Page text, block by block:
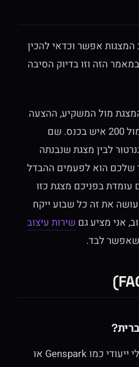
המצגות אפשר וכדאי להכין
הזה וזו בדיוק הסיבה
מול המשקיע, ההצעה
על עסקה גדולה, ההרצאה מול 200 איש בכנס. שם
לבין מצגת שנבנתה
שלכם הוא לפעמים ההבדל
בפניכם מצגת כזו
את זה כל שבוע ייקח
אני מציע גם שירות עיצוב
לבד.
שלוש דרכים, לפי הצורך: כלי ייעודי כמו Genspark או